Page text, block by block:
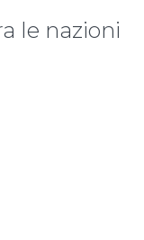
le nazioni